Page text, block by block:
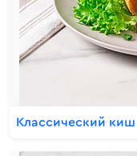
Классический киш